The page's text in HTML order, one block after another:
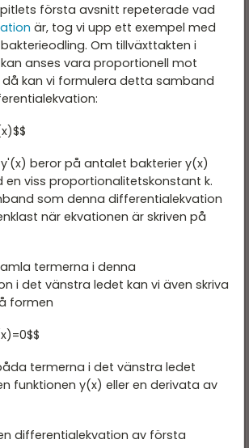
första avsnitt repeterade vad
är, tog vi upp ett exempel med
Om tillväxttakten i
anses vara proportionell mot
kan vi formulera detta samband
beror på antalet bakterier y(x)
viss proportionalitetskonstant k.
som denna differentialekvation
när ekvationen är skriven på
termerna i denna
i det vänstra ledet kan vi även skriva
formen
termerna i det vänstra ledet
funktionen y(x) eller en derivata av
differentialekvation av första